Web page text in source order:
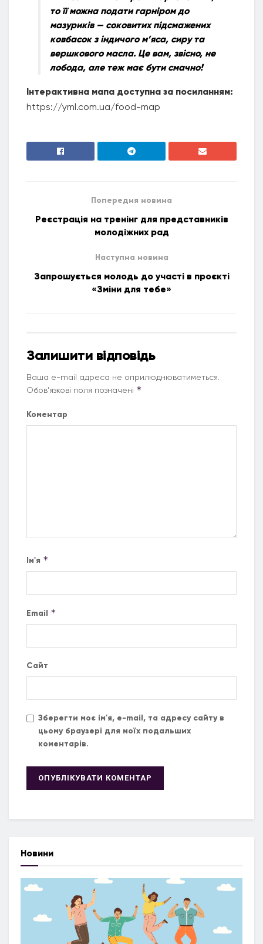
то її можна подати гарніром до
мазуриків — соковитих підсмажених
ковбасок з індичого м’яса, сиру та
вершкового масла. Це вам, звісно, не
лобода, але теж має бути смачно!
Інтерактивна мапа доступна за посиланням:
https://yml.com.ua/food-map
Попередня новина
Реєстрація на тренінг для представників
молодіжних рад
Наступна новина
Запрошується молодь до участі в проєкті
«Зміни для тебе»
Залишити відповідь
Ваша e-mail адреса не оприлюднюватиметься.
Обов’язкові поля позначені *
Коментар
Ім'я *
Email *
Сайт
Зберегти моє ім'я, e-mail, та адресу сайту в
цьому браузері для моїх подальших
коментарів.
Новини